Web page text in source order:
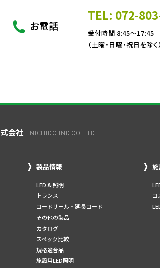
お電話
TEL: 072-
受付時間 8:45～17:45
（土曜・日曜・祝日を除く）
会社 NICHIDO IND.CO.,LTD.
製品情報
LED & 照明
トランス
コードリール・延長コード
その他の製品
カタログ
スペック比較
規格適合品
施設用LED照明
コ